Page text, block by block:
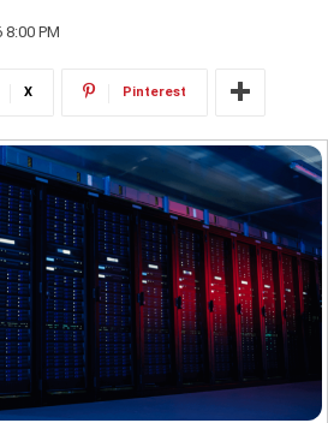
PM
X Pinterest